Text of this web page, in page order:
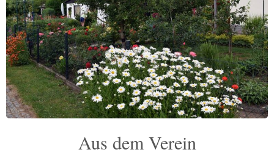
Aus dem Verein